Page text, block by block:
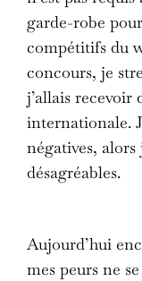
garde-robe
compétitifs du
concours, je
j’allais recevoir
internationale.
négatives, alors
désagréables.
Aujourd’hui
mes peurs ne